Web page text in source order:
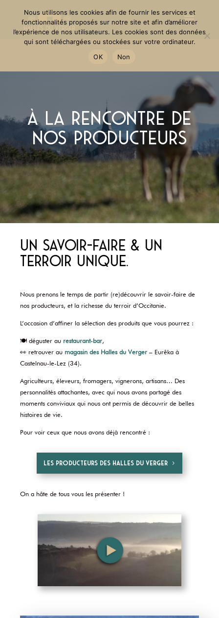
À la rencontre de
nos producteurs
Un savoir-faire & un
terroir unique.
Nous prenons le temps de partir (re)découvrir le savoir-faire de
nos producteurs, et la richesse du terroir d’Occitanie.
L’occasion d’affiner la sélection des produits que vous pourrez :
🍽 déguster au restaurant-bar,
👀 retrouver au magasin des Halles du Verger– Eurêka à
Castelnau-le-Lez (34).
Agriculteurs, éleveurs, fromagers, vignerons, artisans… Des
personnalités attachantes, avec qui nous avons partagé des
moments conviviaux qui nous ont permis de découvrir de belles
histoires de vie.
Pour voir ceux que nous avons déjà rencontré :
Les producteurs des Halles du Verger
On a hâte de tous vous les présenter !
Nous utilisons les cookies afin de fournir les services et
fonctionnalités proposés sur notre site et afin d’améliorer
l’expérience de nos utilisateurs. Les cookies sont des données
qui sont téléchargées ou stockées sur votre ordinateur.
OK
Non